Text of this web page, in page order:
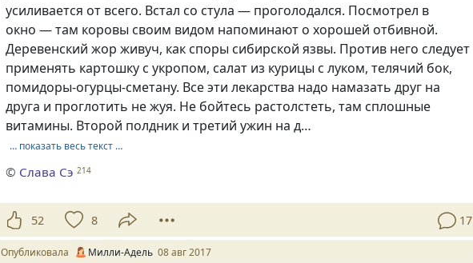
усиливается от всего. Встал со стула — проголодался. Посмотрел в
окно — там коровы своим видом напоминают о хорошей отбивной.
Деревенский жор живуч, как споры сибирской язвы. Против него следует
применять картошку с укропом, салат из курицы с луком, телячий бок,
помидоры-огурцы-сметану. Все эти лекарства надо намазать друг на
друга и проглотить не жуя. Не бойтесь растолстеть, там сплошные
витамины. Второй полдник и третий ужин на д…
… показать весь текст …
© Слава Сэ 214
52 8 17
Опубликовала Милли-Адель 08 авг 2017